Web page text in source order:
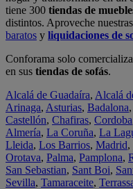
tiene 300 tiendas de
distintos. Aproveche
baratos y liquidaciones de
Conforama solo
en sus tiendas de sofás.
Alcalá de Guadaíra, Alcalá
Arinaga, Asturias, Badalona,
Castellón, Chafiras, Cordoba
Almería, La Coruña, La
Lleida, Los Barrios, Madrid,
Orotava, Palma, Pamplona,
San Sebastian, Sant Boi,
Sevilla, Tamaraceite,